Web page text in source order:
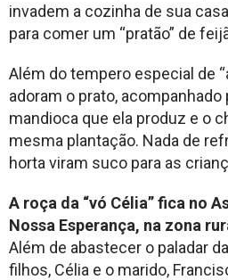
invadem a cozinha de sua
para comer um “pratão” de
Além do tempero especial de
adoram o prato, acompanhado
mandioca que ela produz e o
mesma plantação. Nada de
horta viram suco para as
A roça da “vó Célia” fica no
Nossa Esperança, na zona
Além de abastecer o paladar
filhos, Célia e o marido,